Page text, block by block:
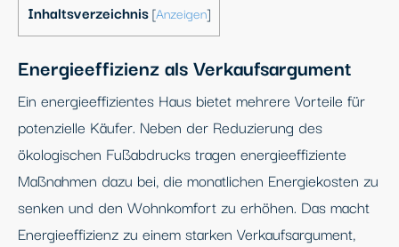
Inhaltsverzeichnis[Anzeigen]
Energieeffizienz als Verkaufsargument
Ein energieeffizientes Haus bietet mehrere Vorteile für
potenzielle Käufer. Neben der Reduzierung des
ökologischen Fußabdrucks tragen energieeffiziente
Maßnahmen dazu bei, die monatlichen Energiekosten zu
senken und den Wohnkomfort zu erhöhen. Das macht
Energieeffizienz zu einem starken Verkaufsargument,